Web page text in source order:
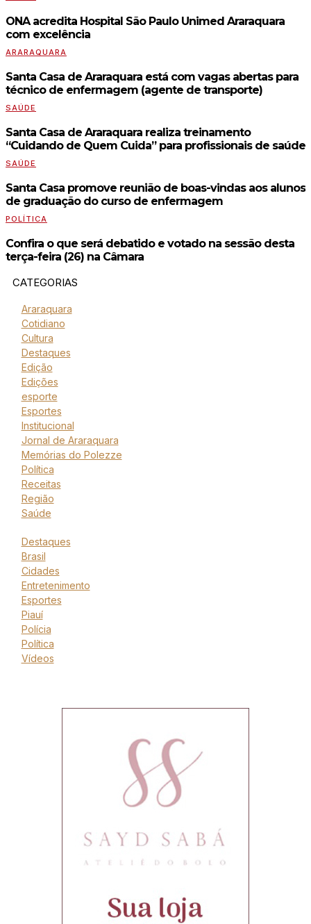
ONA acredita Hospital São Paulo Unimed Araraquara
com excelência
ARARAQUARA
Santa Casa de Araraquara está com vagas abertas para
técnico de enfermagem (agente de transporte)
SAÚDE
Santa Casa de Araraquara realiza treinamento
“Cuidando de Quem Cuida” para profissionais de saúde
SAÚDE
Santa Casa promove reunião de boas-vindas aos alunos
de graduação do curso de enfermagem
POLÍTICA
Confira o que será debatido e votado na sessão desta
terça-feira (26) na Câmara
CATEGORIAS
Araraquara
Cotidiano
Cultura
Destaques
Edição
Edições
esporte
Esportes
Institucional
Jornal de Araraquara
Memórias do Polezze
Política
Receitas
Região
Saúde
Destaques
Brasil
Cidades
Entretenimento
Esportes
Piauí
Polícia
Política
Vídeos